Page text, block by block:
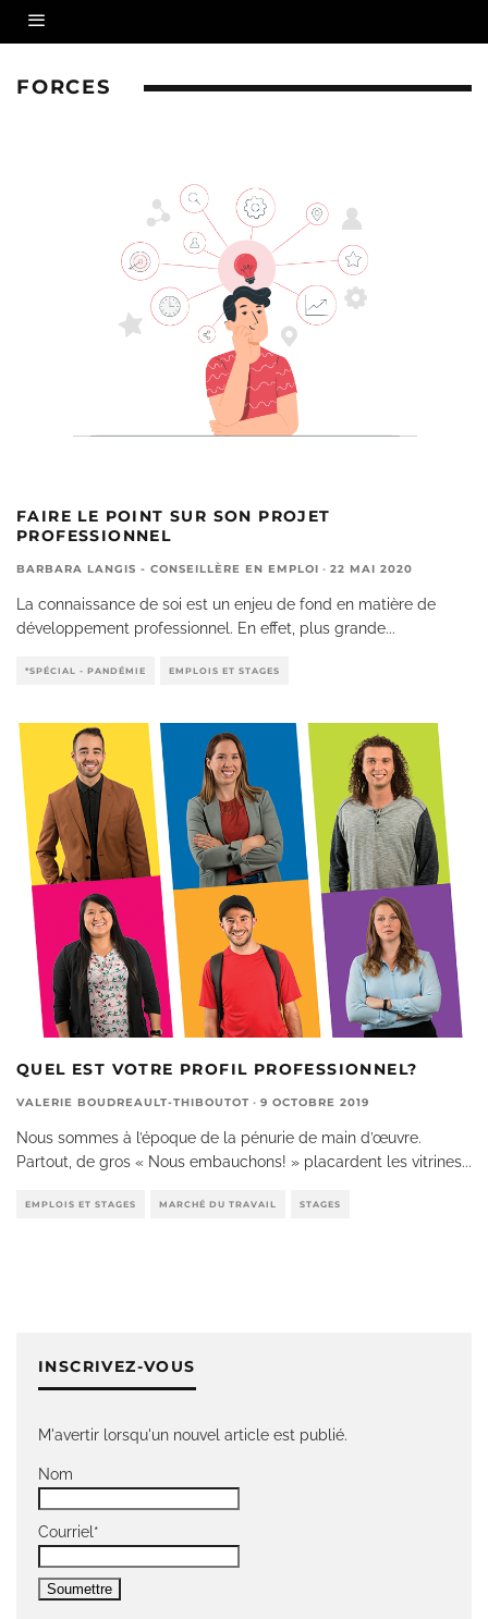
FORCES
FAIRE LE POINT SUR SON PROJET
PROFESSIONNEL
BARBARA LANGIS - CONSEILLÈRE EN EMPLOI · 22 MAI 2020
La connaissance de soi est un enjeu de fond en matière de
développement professionnel. En effet, plus grande...
*SPÉCIAL - PANDÉMIE EMPLOIS ET STAGES
QUEL EST VOTRE PROFIL PROFESSIONNEL?
VALERIE BOUDREAULT-THIBOUTOT · 9 OCTOBRE 2019
Nous sommes à l’époque de la pénurie de main d’œuvre.
Partout, de gros « Nous embauchons! » placardent les vitrines...
EMPLOIS ET STAGES MARCHÉ DU TRAVAIL STAGES
INSCRIVEZ-VOUS
M'avertir lorsqu'un nouvel article est publié.
Nom
Courriel*